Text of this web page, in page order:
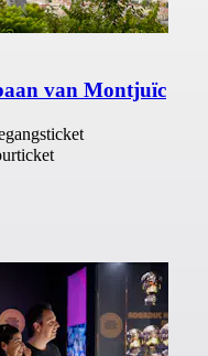
van Montjuïc